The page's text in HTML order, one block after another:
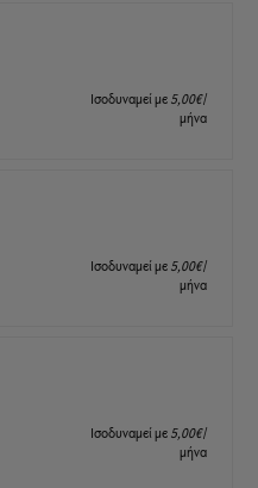
Ισοδυναμεί με 5,00€/
μήνα
Ισοδυναμεί με 5,00€/
μήνα
Ισοδυναμεί με 5,00€/
μήνα